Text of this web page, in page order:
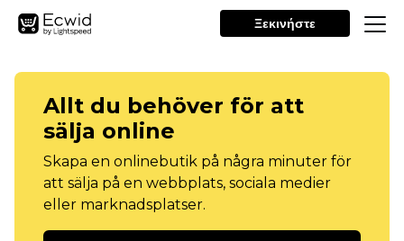
Ξεκινήστε
Allt du behöver för att
sälja online
Skapa en onlinebutik på några minuter för
att sälja på en webbplats, sociala medier
eller marknadsplatser.